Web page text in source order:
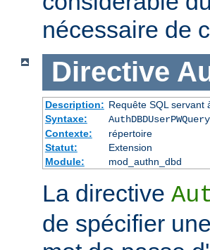
nécessaire de
Directive
Description: Requête SQL servant
Syntaxe:
AuthDBDUserPWQuery
Contexte:
répertoire
Statut:
Extension
Module:
mod_authn_dbd
La directive
de spécifier